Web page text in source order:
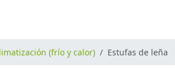
(frío y calor) Estufas de leña